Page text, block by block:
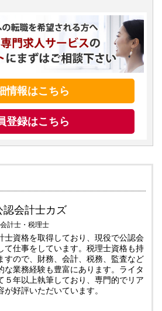
情報はこちら
登録はこちら
認会計士カズ
計士・税理士
士資格を取得しており、現役で公認会
て仕事をしています。税理士資格も持
すので、財務、会計、税務、監査など
な業務経験も豊富にあります。ライタ
５年以上執筆しており、専門的でリア
が好評いただいています。